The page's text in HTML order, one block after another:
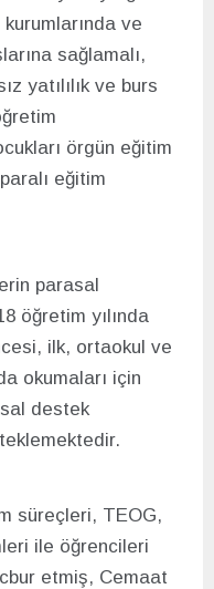
ve
sağlamalı,
yatılılık ve burs
örgün eğitim
eğitim
parasal
öğretim yılında
ilk, ortaokul ve
okumaları için
destek
süreçleri, TEOG,
ile öğrencileri
etmiş, Cemaat